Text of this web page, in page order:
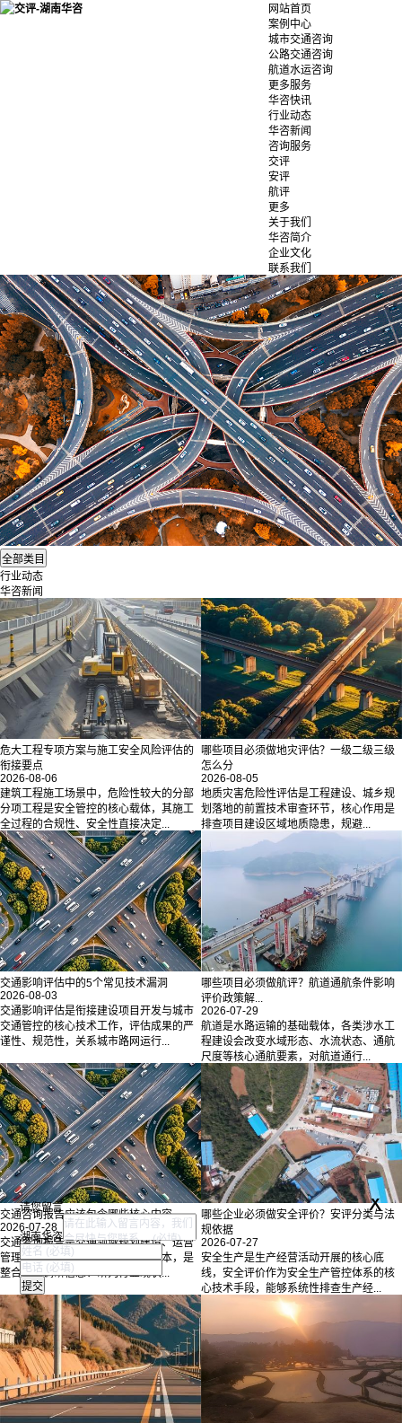
网站首页
案例中心
城市交通咨询
公路交通咨询
航道水运咨询
更多服务
华咨快讯
行业动态
华咨新闻
咨询服务
交评
安评
航评
更多
关于我们
华咨简介
企业文化
联系我们
行业动态
华咨新闻
危大工程专项方案与施工安全风险评估的
衔接要点
2026-08-06
建筑工程施工场景中，危险性较大的分部
分项工程是安全管控的核心载体，其施工
全过程的合规性、安全性直接决定...
哪些项目必须做地灾评估？一级二级三级
怎么分
2026-08-05
地质灾害危险性评估是工程建设、城乡规
划落地的前置技术审查环节，核心作用是
排查项目建设区域地质隐患，规避...
交通影响评估中的5个常见技术漏洞
2026-08-03
交通影响评估是衔接建设项目开发与城市
交通管控的核心技术工作，评估成果的严
谨性、规范性，关系城市路网运行...
哪些项目必须做航评？航道通航条件影响
评价政策解...
2026-07-29
航道是水路运输的基础载体，各类涉水工
程建设会改变水域形态、水流状态、通航
尺度等核心通航要素，对航道通行...
交通咨询报告应该包含哪些核心内容
2026-07-28
交通咨询报告是交通领域规划建设、运营
管理、政策制定的重要技术支撑文本，是
整合交通调研信息、研判行业现状...
哪些企业必须做安全评价？安评分类与法
规依据
2026-07-27
安全生产是生产经营活动开展的核心底
线，安全评价作为安全生产管控体系的核
心技术手段，能够系统性排查生产经...
请您留言 x
湖南华咨